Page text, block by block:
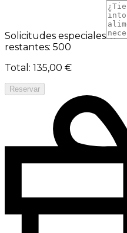
Solicitudes especiales
restantes: 500
Total : 135,00 €
Reservar